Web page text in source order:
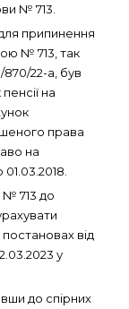
№ 713.
припинення
№ 713, так
22-а, був
на
права
на
713 до
від
у
до спірних